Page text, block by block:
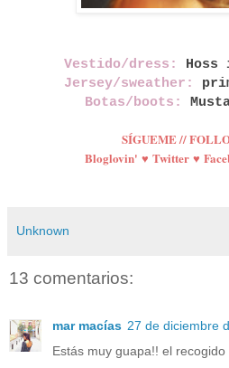
Vestido/dress:
Jersey/sweather:
Botas/boots:
SÍGUEME //
Bloglovin' ♥ Twitter ♥
Unknown
13 comentarios:
mar macías 27 de diciembre
Estás muy guapa!! el